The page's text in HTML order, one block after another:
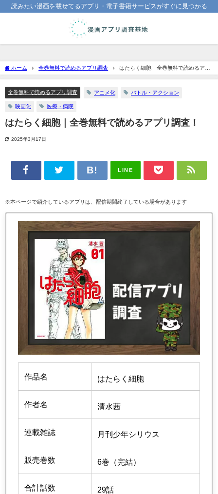
読みたい漫画を載せてるアプリ・電子書籍サービスがすぐに見つかる
ホーム 全巻無料で読めるアプリ調査
はたらく細胞｜全巻無料で読めるアプ
リ調査！
全巻無料で読めるアプリ調査 アニメ化 バトル・アクション
映画化 医療・病院
はたらく細胞｜全巻無料で読めるアプリ調査！
2025年3月17日
LINE
※本ページで紹介しているアプリは、配信期間終了している場合があります
作品名 はたらく細胞
作者名 清水茜
連載雑誌 月刊少年シリウス
販売巻数 6巻（完結）
合計話数 29話